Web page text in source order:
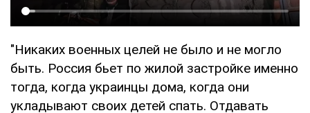
"Никаких военных целей не было и не могло
быть. Россия бьет по жилой застройке именно
тогда, когда украинцы дома, когда они
укладывают своих детей спать. Отдавать